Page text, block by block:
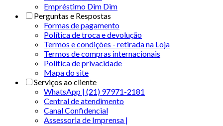
Empréstimo Dim Dim
Perguntas e Respostas
Formas de pagamento
Política de troca e devolução
Termos e condições - retirada na Loja
Termos de compras internacionais
Politica de privacidade
Mapa do site
Serviços ao cliente
WhatsApp | (21) 97971-2181
Central de atendimento
Canal Confidencial
Assessoria de Imprensa |